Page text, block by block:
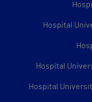
Hospital
Hospital
Hospital